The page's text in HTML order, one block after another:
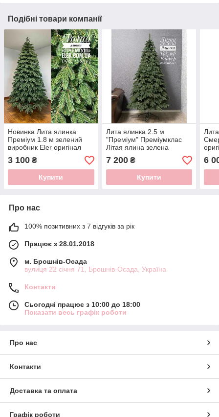
Подібні товари компанії
Новинка Лита ялинка
Преміум 1.8 м зелений
виробник Eler оригінал
3 100 ₴
Купити
Лита ялинка 2.5 м
"Преміум" Преміумклас
Літая ялина зелена
7 200₴
Купити
6
Про нас
100% позитивних з 7 відгуків за рік
Працює з 28.01.2018
м. Брошнів-Осада
вулиця 22 січня 71, Брошнів-Осада, Україна
Контакти
Сьогодні працює з 10:00 до 18:00
Показати весь графік роботи
Про нас
Контакти
Доставка та оплата
Графік роботи